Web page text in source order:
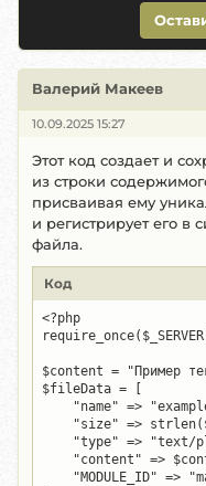
Валерий Макеев
10.09.2025 15:27
Этот код создает и
из строки
присваивая ему
и регистрирует его в
файла.
Код
<?php
$content = "Пример
$fileData = [
"name" =>
"size" =>
"type" => "text/
"content" =>
"MODULE_ID" =>